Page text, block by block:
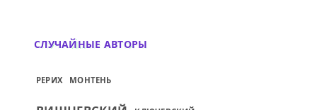
СЛУЧАЙНЫЕ АВТОРЫ
РЕРИХ МОНТЕНЬ